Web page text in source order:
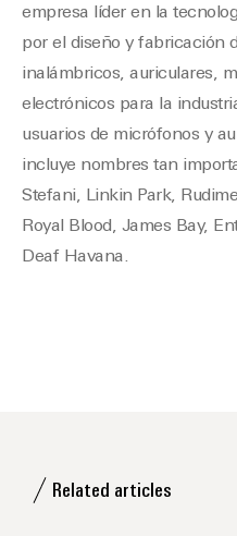
empresa líder en la
por el diseño y fabricación
inalámbricos, auriculares,
electrónicos para la
usuarios de micrófonos y
incluye nombres tan
Stefani, Linkin Park,
Royal Blood, James Bay,
Deaf Havana.
Related articles